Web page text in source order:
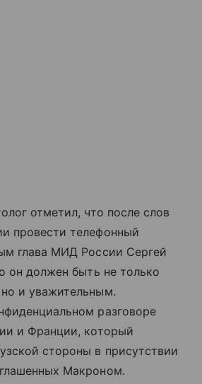
отметил, что после слов
провести телефонный
глава МИД России Сергей
он должен быть не только
и уважительным.
разговоре
и Франции, который
стороны в присутствии
Макроном.